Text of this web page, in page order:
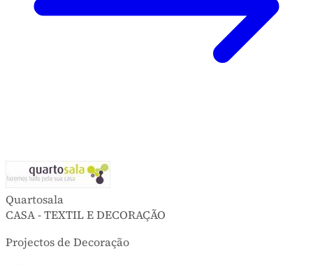
Quartosala
CASA - TEXTIL E DECORAÇÃO
Projectos de Decoração